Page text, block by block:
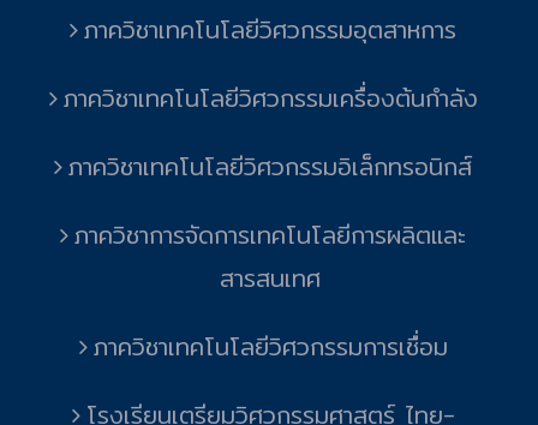
ภาควิชาเทคโนโลยีวิศวกรรมอุตสาหการ
ภาควิชาเทคโนโลยีวิศวกรรมเครื่องต้นกำลัง
ภาควิชาเทคโนโลยีวิศวกรรมอิเล็กทรอนิกส์
ภาควิชาการจัดการเทคโนโลยีการผลิตและ
สารสนเทศ
ภาควิชาเทคโนโลยีวิศวกรรมการเชื่อม
โรงเรียนเตรียมวิศวกรรมศาสตร์ ไทย-